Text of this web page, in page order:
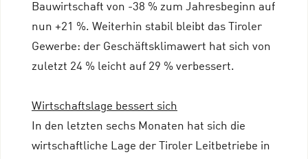
Bauwirtschaft von -38 % zum Jahresbeginn auf
nun +21 %. Weiterhin stabil bleibt das Tiroler
Gewerbe: der Geschäftsklimawert hat sich von
zuletzt 24 % leicht auf 29 % verbessert.
Wirtschaftslage bessert sich
In den letzten sechs Monaten hat sich die
wirtschaftliche Lage der Tiroler Leitbetriebe in